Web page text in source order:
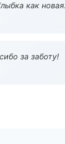
как новая.
за заботу!